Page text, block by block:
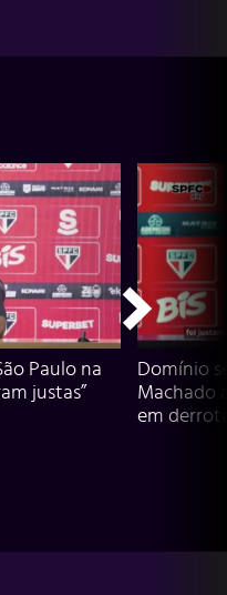
Paulo na
justas”
Domínio
Machado
em